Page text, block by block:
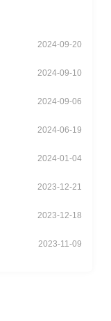
2024-09-20
2024-09-10
2024-09-06
2024-06-19
2024-01-04
2023-12-21
2023-12-18
2023-11-09